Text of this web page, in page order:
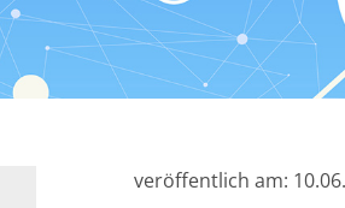
veröffentlich am: